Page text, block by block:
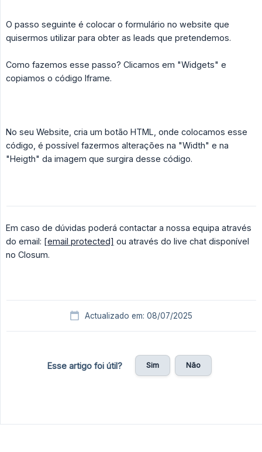
O passo seguinte é colocar o formulário no website que
quisermos utilizar para obter as leads que pretendemos.
Como fazemos esse passo? Clicamos em "Widgets" e
copiamos o código Iframe.
No seu Website, cria um botão HTML, onde colocamos esse
código, é possível fazermos alterações na "Width" e na
"Heigth" da imagem que surgira desse código.
Em caso de dúvidas poderá contactar a nossa equipa através
do email: [email protected] ou através do live chat disponível
no Closum.
Actualizado em: 08/07/2025
Esse artigo foi útil? Sim Não